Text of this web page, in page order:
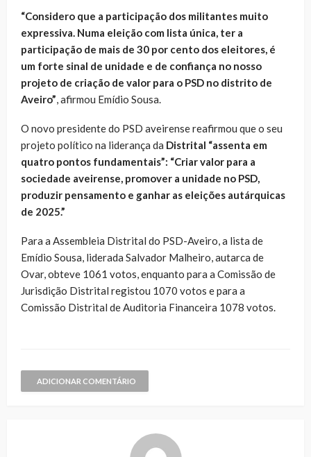
“Considero que a participação dos militantes muito
expressiva. Numa eleição com lista única, ter a
participação de mais de 30 por cento dos eleitores, é
um forte sinal de unidade e de confiança no nosso
projeto de criação de valor para o PSD no distrito de
Aveiro”, afirmou Emídio Sousa.
O novo presidente do PSD aveirense reafirmou que o seu
projeto político na liderança da Distrital “assenta em
quatro pontos fundamentais”: “Criar valor para a
sociedade aveirense, promover a unidade no PSD,
produzir pensamento e ganhar as eleições autárquicas
de 2025.”
Para a Assembleia Distrital do PSD-Aveiro, a lista de
Emídio Sousa, liderada Salvador Malheiro, autarca de
Ovar, obteve 1061 votos, enquanto para a Comissão de
Jurisdição Distrital registou 1070 votos e para a
Comissão Distrital de Auditoria Financeira 1078 votos.
ADICIONAR COMENTÁRIO